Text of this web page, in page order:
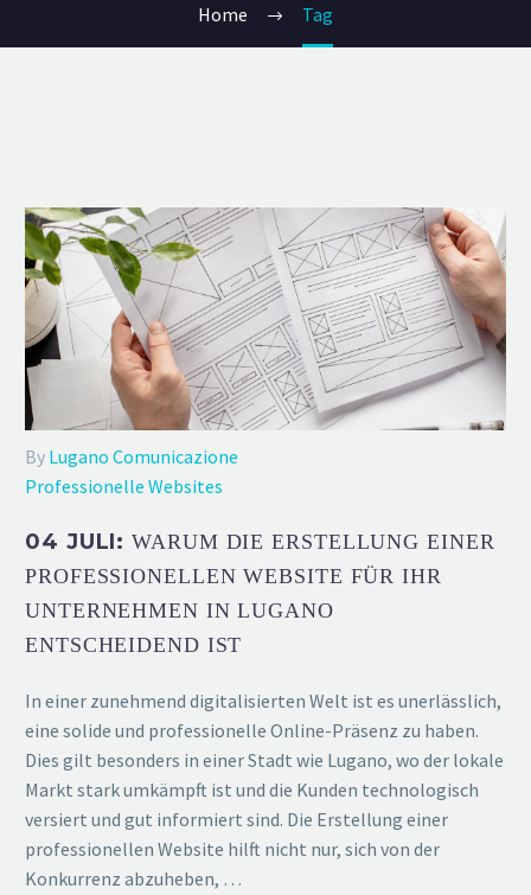
Home Tag
By Lugano Comunicazione
Professionelle Websites
04 JULI:WARUM DIE ERSTELLUNG EINER
PROFESSIONELLEN WEBSITE FÜR IHR
UNTERNEHMEN IN LUGANO
ENTSCHEIDEND IST
In einer zunehmend digitalisierten Welt ist es unerlässlich,
eine solide und professionelle Online-Präsenz zu haben.
Dies gilt besonders in einer Stadt wie Lugano, wo der lokale
Markt stark umkämpft ist und die Kunden technologisch
versiert und gut informiert sind. Die Erstellung einer
professionellen Website hilft nicht nur, sich von der
Konkurrenz abzuheben, …